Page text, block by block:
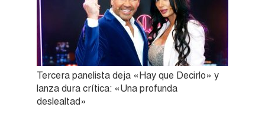
Tercera panelista deja «Hay que Decirlo» y
lanza dura crítica: «Una profunda
deslealtad»